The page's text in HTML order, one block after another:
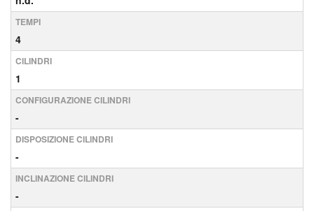
TEMPI
4
CILINDRI
1
CONFIGURAZIONE CILINDRI
-
DISPOSIZIONE CILINDRI
-
INCLINAZIONE CILINDRI
-